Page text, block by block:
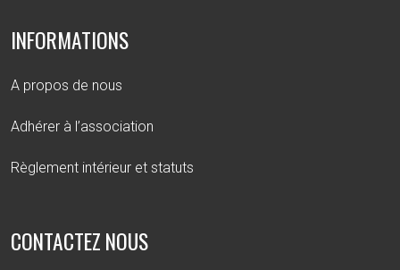
INFORMATIONS
A propos de nous
Adhérer à l’association
Règlement intérieur et statuts
CONTACTEZ NOUS